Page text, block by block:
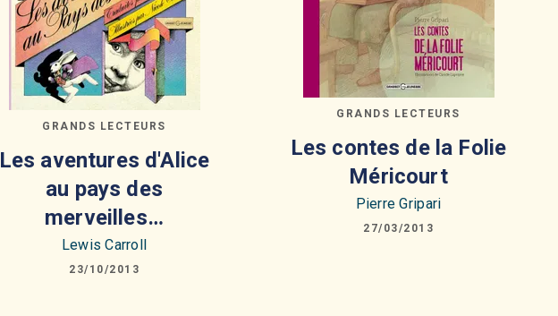
GRANDS LECTEURS
Les aventures d'Alice
au pays des
merveilles…
Lewis Carroll
23/10/2013
GRANDS LECTEURS
Les contes de la Folie
Méricourt
Pierre Gripari
27/03/2013